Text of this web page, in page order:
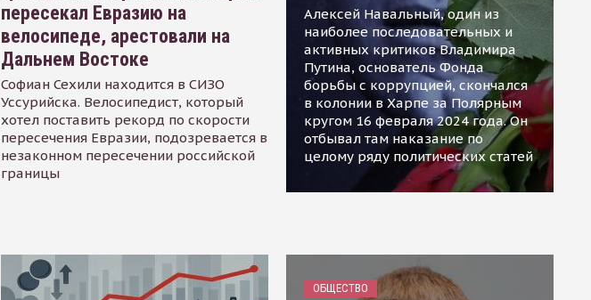
пересекал Евразию на
велосипеде, арестовали на
Дальнем Востоке
Софиан Сехили находится в СИЗО
Уссурийска. Велосипедист, который
хотел поставить рекорд по скорости
пересечения Евразии, подозревается в
незаконном пересечении российской
границы
Алексей Навальный, один из
наиболее последовательных и
активных критиков Владимира
Путина, основатель Фонда
борьбы с коррупцией, скончался
в колонии в Харпе за Полярным
кругом 16 февраля 2024 года. Он
отбывал там наказание по
целому ряду политических статей
ОБЩЕСТВО